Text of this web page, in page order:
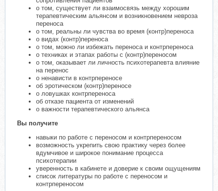
о том, существует ли взаимосвязь между хорошим
терапевтическим альянсом и возникновением невроза
переноса
о том, реальны ли чувства во время (контр)переноса
о видах (контр)переноса
о том, можно ли избежать переноса и контрпереноса
о техниках и этапах работы с (контр)переносом
о том, оказывает ли личность психотерапевта влияние
на перенос
о ненависти в контрпереносе
об эротическом (контр)переносе
о ловушках контрпереноса
об отказе пациента от изменений
о важности терапевтического альянса
Вы получите
навыки по работе с переносом и контрпереносом
возможность укрепить свою практику через более
вдумчивое и широкое понимание процесса
психотерапии
уверенность в кабинете и доверие к своим ощущениям
список литературы по работе с переносом и
контрпереносом